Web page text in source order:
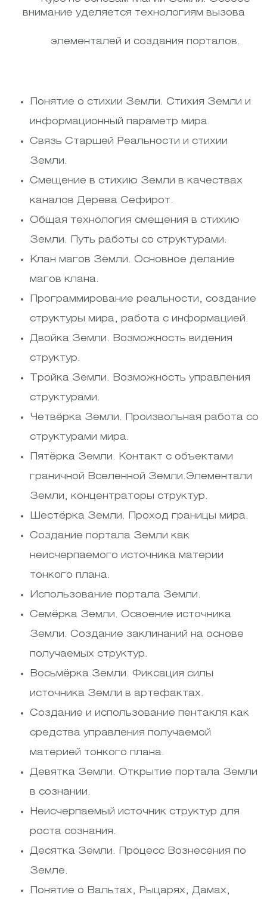
внимание уделяется технологиям вызова
элементалей и создания порталов.
Понятие о стихии Земли. Стихия Земли и
информационный параметр мира.
Связь Старшей Реальности и стихии
Земли.
Смещение в стихию Земли в качествах
каналов Дерева Сефирот.
Общая технология смещения в стихию
Земли. Путь работы со структурами.
Клан магов Земли. Основное делание
магов клана.
Программирование реальности, создание
структуры мира, работа с информацией.
Двойка Земли. Возможность видения
структур.
Тройка Земли. Возможность управления
структурами.
Четвёрка Земли. Произвольная работа со
структурами мира.
Пятёрка Земли. Контакт с объектами
граничной Вселенной Земли.Элементали
Земли, концентраторы структур.
Шестёрка Земли. Проход границы мира.
Создание портала Земли как
неисчерпаемого источника материи
тонкого плана.
Использование портала Земли.
Семёрка Земли. Освоение источника
Земли. Создание заклинаний на основе
получаемых структур.
Восьмёрка Земли. Фиксация силы
источника Земли в артефактах.
Создание и использование пентакля как
средства управления получаемой
материей тонкого плана.
Девятка Земли. Открытие портала Земли
в сознании.
Неисчерпаемый источник структур для
роста сознания.
Десятка Земли. Процесс Вознесения по
Земле.
Понятие о Вальтах, Рыцарях, Дамах,